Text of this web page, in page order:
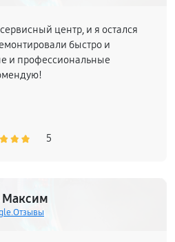
центр, и я остался
быстро и
и профессиональные
5
Максим